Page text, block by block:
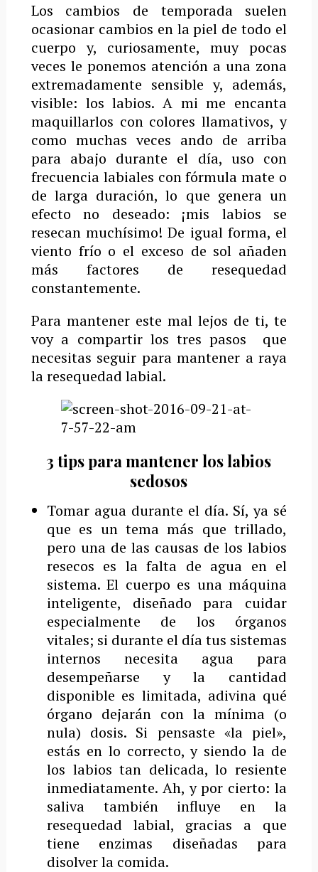
Los cambios de temporada suelen
ocasionar cambios en la piel de todo el
cuerpo y, curiosamente, muy pocas
veces le ponemos atención a una zona
extremadamente sensible y, además,
visible: los labios. A mi me encanta
maquillarlos con colores llamativos, y
como muchas veces ando de arriba
para abajo durante el día, uso con
frecuencia labiales con fórmula mate o
de larga duración, lo que genera un
efecto no deseado: ¡mis labios se
resecan muchísimo! De igual forma, el
viento frío o el exceso de sol añaden
más factores de resequedad
constantemente.
Para mantener este mal lejos de ti, te
voy a compartir los tres pasos que
necesitas seguir para mantener a raya
la resequedad labial.
3 tips para mantener los labios
sedosos
Tomar agua durante el día. Sí, ya sé
que es un tema más que trillado,
pero una de las causas de los labios
resecos es la falta de agua en el
sistema. El cuerpo es una máquina
inteligente, diseñado para cuidar
especialmente de los órganos
vitales; si durante el día tus sistemas
internos necesita agua para
desempeñarse y la cantidad
disponible es limitada, adivina qué
órgano dejarán con la mínima (o
nula) dosis. Si pensaste «la piel»,
estás en lo correcto, y siendo la de
los labios tan delicada, lo resiente
inmediatamente. Ah, y por cierto: la
saliva también influye en la
resequedad labial, gracias a que
tiene enzimas diseñadas para
disolver la comida.